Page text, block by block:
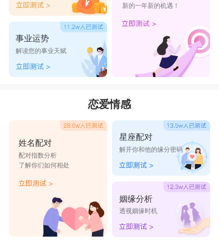
事业运势
解读您的事业天赋
新的一年新的机遇！
恋爱情感
姓名配对
配对指数分析
了解你们如何相处
星座配对
解开你和他的缘分密码
姻缘分析
透视姻缘时机